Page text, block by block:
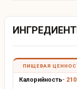
ПИЩЕВАЯ
Калорийность- 210